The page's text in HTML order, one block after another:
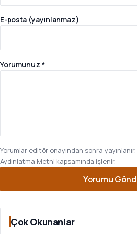
E-posta (yayınlanmaz)
Yorumunuz *
Yorumlar editör onayından sonra
Aydınlatma Metni kapsamında işlenir.
Yorumu
Çok Okunanlar